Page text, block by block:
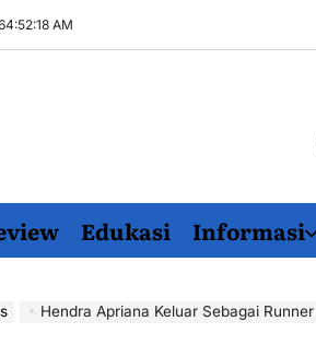
4:52:19 AM
Edukasi Informasi
Hendra Apriana Keluar Sebagai Runner Up, Begini